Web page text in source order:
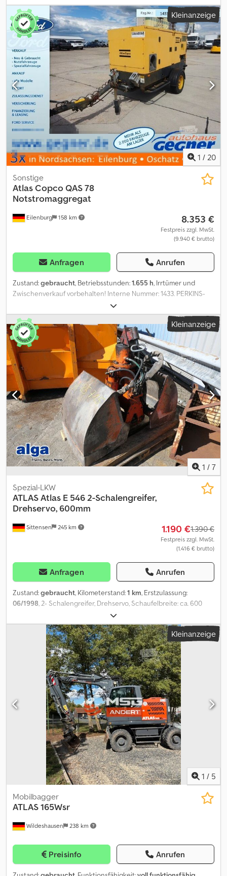
kann mit Werbung beklebt und/oder beschriftet sein SI86211
Unser Angebot ist generell ohne neue TÜV-Abnahme. Falls neue
TÜV-Abnahme erwünscht, unterbreiten wir Ihnen gerne ein
Angebot unserer Partnerwerkstätten! Fahrzeug kann mit
Werbung beklebt und/oder beschriftet sein. Es gelten unsere
allgemeinen Liefer- und Zahlungsbedingungen. Gerne erstellen
wir Ihnen für dieses Objekt ein Finanzierungs- oder
Leasingangebot. Dodpfx Aoxb Id Recrskr Bitte sprechen Sie uns
an!
Kleinanzeige
1 / 20
Eilenburg 158 km
Sonstige
Atlas CopcoQAS 78
Notstromaggregat
8.353 €
Festpreis zzgl. MwSt.
(9.940 € brutto)
Anfragen Anrufen
Zustand:gebraucht, Betriebsstunden:1.655 h, Irrtümer und
Zwischenverkauf vorbehalten! Interne Nummer: 1433. PERKINS-
Motor Das Fahrzeug ist unaufbereitet! Dsdpfx Acjzp Avkjrskr
Bundesweite Anlieferung gegen Aufpreis möglich. Irrtümer und
Zwischenverkauf vorbehalten. Gerne nehmen wir Ihr Fahrzeug in
Zahlung. Finanzierung / Leasing auch ohne Anzahlung möglich!
Sie haben noch Fragen? Wir beraten Sie gern!
Kleinanzeige
1 / 7
Sittensen 245 km
Spezial-LKW
ATLASAtlas E 546 2-Schalengreifer,
Drehservo, 600mm
1.190 €1.390 €
Festpreis zzgl. MwSt.
(1.416 € brutto)
Anfragen Anrufen
Zustand:gebraucht, Kilometerstand:1 km, Erstzulassung:
06/1998, 2- Schalengreifer, Drehservo, Schaufelbreite: ca. 600
mm, Inhalt 300 Liter, Gewicht 280 kg Dedpewkcg Iefx Acrjkr
PA1496
Kleinanzeige
1 / 5
Wildeshausen 238 km
Mobilbagger
ATLAS165Wsr
Preisinfo Anrufen